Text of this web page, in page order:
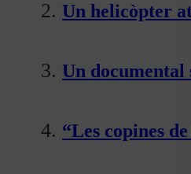
Un helicòpter
Un
“Les copines